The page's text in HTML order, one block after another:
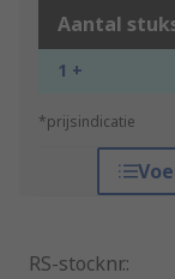
Aantal
1 +
*prijsindicatie
RS-stocknr.: